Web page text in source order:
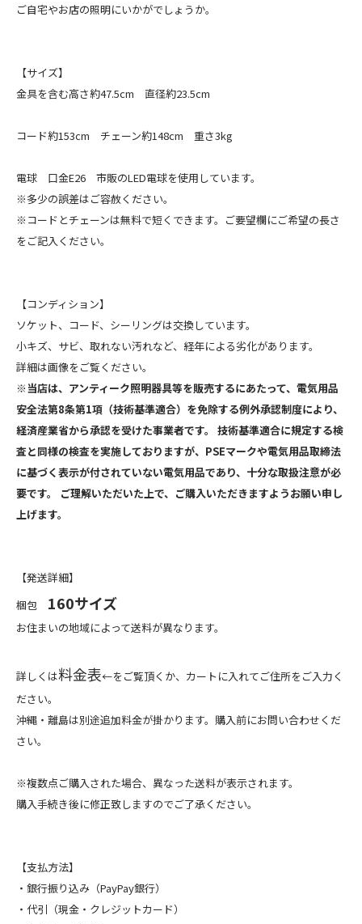
ご自宅やお店の照明にいかがでしょうか。
【サイズ】
金具を含む高さ約47.5cm 直径約23.5cm
コード約153cm チェーン約148cm 重さ3kg
電球 口金E26 市販のLED電球を使用しています。
※多少の誤差はご容赦ください。
※コードとチェーンは無料で短くできます。ご要望欄にご希望の長さ
をご記入ください。
【コンディション】
ソケット、コード、シーリングは交換しています。
小キズ、サビ、取れない汚れなど、経年による劣化があります。
詳細は画像をご覧ください。
※当店は、アンティーク照明器具等を販売するにあたって、電気用品
安全法第8条第1項（技術基準適合）を免除する例外承認制度により、
経済産業省から承認を受けた事業者です。 技術基準適合に規定する検
査と同様の検査を実施しておりますが、PSEマークや電気用品取締法
に基づく表示が付されていない電気用品であり、十分な取扱注意が必
要です。 ご理解いただいた上で、ご購入いただきますようお願い申し
上げます。
【発送詳細】
梱包 160サイズ
お住まいの地域によって送料が異なります。
詳しくは料金表←をご覧頂くか、カートに入れてご住所をご入力く
ださい。
沖縄・離島は別途追加料金が掛かります。購入前にお問い合わせくだ
さい。
※複数点ご購入された場合、異なった送料が表示されます。
購入手続き後に修正致しますのでご了承ください。
【支払方法】
・銀行振り込み（PayPay銀行）
・代引（現金・クレジットカード）